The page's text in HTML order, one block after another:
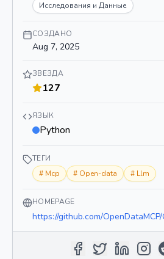
Исследования и Данные
СОЗДАНО
Aug 7, 2025
ЗВЕЗДА
127
ЯЗЫК
Python
ТЕГИ
# Mcp # Open-data # Llm
HOMEPAGE
https://github.com/